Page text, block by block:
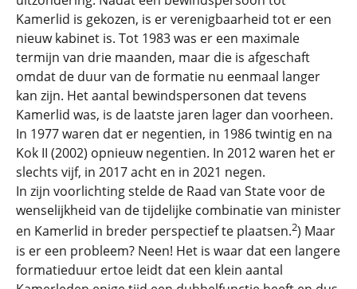
Kamerlid is gekozen, is er verenigbaarheid tot er een
nieuw kabinet is. Tot 1983 was er een maximale
termijn van drie maanden, maar die is afgeschaft
omdat de duur van de formatie nu eenmaal langer
kan zijn. Het aantal bewindspersonen dat tevens
Kamerlid was, is de laatste jaren lager dan voorheen.
In 1977 waren dat er negentien, in 1986 twintig en na
Kok II (2002) opnieuw negentien. In 2012 waren het er
slechts vijf, in 2017 acht en in 2021 negen.
In zijn voorlichting stelde de Raad van State voor de
wenselijkheid van de tijdelijke combinatie van minister
en Kamerlid in breder perspectief te plaatsen.2) Maar
is er een probleem? Neen! Het is waar dat een langere
formatieduur ertoe leidt dat een klein aantal